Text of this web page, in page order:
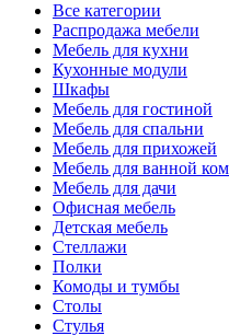
Все категории
Распродажа мебели
Мебель для кухни
Кухонные модули
Шкафы
Мебель для гостиной
Мебель для спальни
Мебель для прихожей
Мебель для ванной
Мебель для дачи
Офисная мебель
Детская мебель
Стеллажи
Полки
Комоды и тумбы
Столы
Стулья